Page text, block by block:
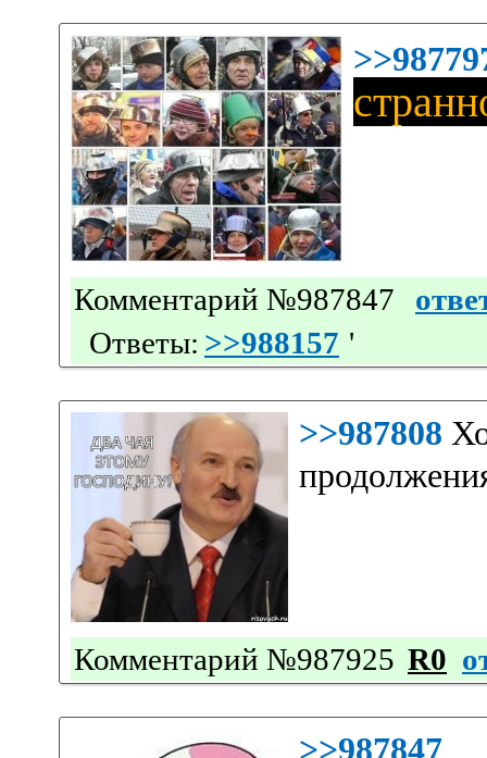
Комментарий №987847
Ответы: >>988157 '
>>987808
Комментарий №987925 R0
>>987847